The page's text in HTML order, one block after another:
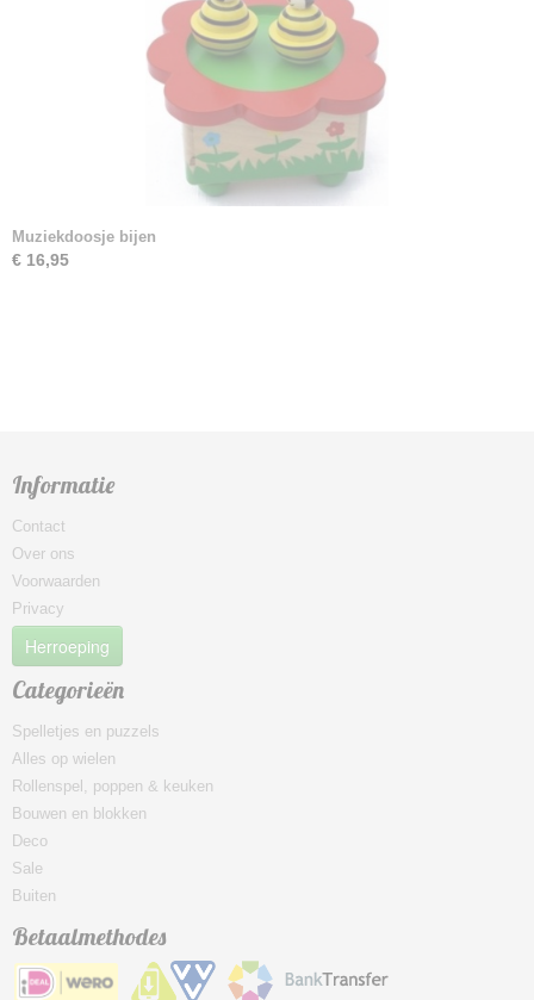
Muziekdoosje bijen
€ 16,95
Informatie
Contact
Over ons
Voorwaarden
Privacy
Herroeping
Categorieën
Spelletjes en puzzels
Alles op wielen
Rollenspel, poppen & keuken
Bouwen en blokken
Deco
Sale
Buiten
Betaalmethodes